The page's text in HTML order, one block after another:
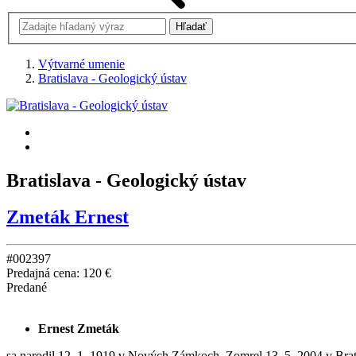
Výtvarné umenie
Bratislava - Geologický ústav
Bratislava - Geologický ústav
Zmeták Ernest
#002397
Predajná cena: 120 €
Predané
Ernest Zmeták